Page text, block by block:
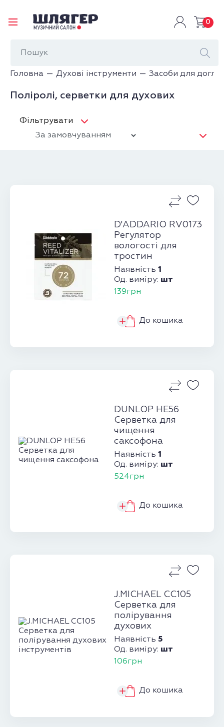
0
Головна Духові інструменти Засоби для
Поліролі, серветки для духових
Фільтрувати
D'ADDARIO RV0173
Регулятор
вологості для
тростин
Наявність 1
Од. виміру: шт
139грн
До кошика
DUNLOP HE56
Серветка для
чищення
саксофона
Наявність 1
Од. виміру: шт
524грн
До кошика
J.MICHAEL CC105
Серветка для
полірування
духових
інструментів
Наявність 5
Од. виміру: шт
106грн
До кошика